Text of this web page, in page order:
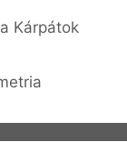
Kárpátok